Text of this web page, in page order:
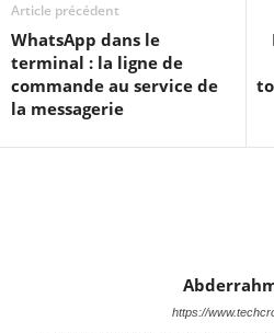
Article précédent
WhatsApp dans le
terminal : la ligne de
commande au service de
la messagerie
https://